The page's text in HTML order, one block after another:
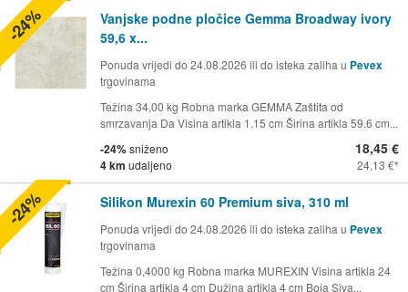
Vanjske podne pločice Gemma Broadway ivory
59,6 x...
Ponuda vrijedi do 24.08.2026 ili do isteka zaliha u Pevex
trgovinama
Težina 34,00 kg Robna marka GEMMA Zaštita od
smrzavanja Da Visina artikla 1.15 cm Širina artikla 59.6 cm...
-24%sniženo
4 km udaljeno
18,45 €
24,13 €
-24%
Silikon Murexin 60 Premium siva, 310 ml
Ponuda vrijedi do 24.08.2026 ili do isteka zaliha u Pevex
trgovinama
Težina 0,4000 kg Robna marka MUREXIN Visina artikla 24
cm Širina artikla 4 cm Dužina artikla 4 cm Boja Siva...
-24%